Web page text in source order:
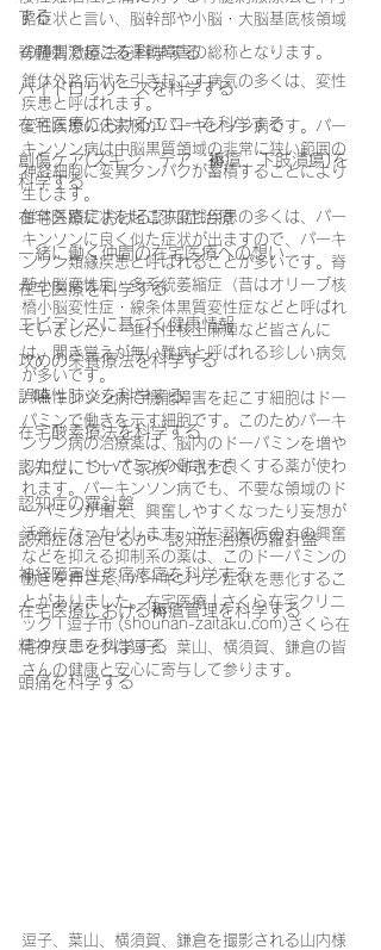
する
脊髄刺激療法を科学する
ハイドロリリースを科学する
在宅医療におけるエコーを科学する
創傷ケア(スキン テア、褥瘡、下肢潰瘍)を
科学する
在宅医療における認知症治療
一緒に働く仲間の在宅医療への想い
在宅医療を科学する
エビデンスに基づく健康情報
攻めの栄養療法を科学する
誤嚥性肺炎を科学する
在宅酸素療法を科学する
認知症について家族へ向けて
認知症の羅針盤
認知症は治せるか～認知症治療の羅針盤
神経障害性疼痛疼痛を科学する
在宅医療における褥瘡管理を科学する
精神疾患を科学する
頭痛を科学する
路症状と言い、脳幹部や小脳・大脳基底核領域
の障害で起こる運動障害の総称となります。
錐体外路症状を引き起こす病気の多くは、変性
疾患と呼ばれます。
変性疾患の代表例がパーキンソン病です。パー
キンソン病は中脳黒質領域の非常に狭い範囲の
神経細胞に変異タンパクが蓄積することにより
生じます。
錐体外路症状を起こす変性疾患の多くは、パー
キンソンに良く似た症状が出ますので、パーキ
ンソン類縁疾患と呼ばれることが多いです。脊
髄小脳変性症・多系統萎縮症（昔はオリーブ核
橋小脳変性症・線条体黒質変性症などと呼ばれ
ていました）・進行性核上麻痺など皆さんに
は、聞き覚えが無い難病と呼ばれる珍しい病気
が多いです。
パーキンソン病で機能障害を起こす細胞はドー
パミンで働きを示す細胞です。このためパーキ
ンソン病の治療薬は、脳内のドーパミンを増や
したり、ドーパミンの働きを良くする薬が使わ
れます。パーキンソン病でも、不要な領域のド
ーパミンが増え、興奮しやすくなったり妄想が
活発になったりします。逆に認知症の方の興奮
などを抑える抑制系の薬は、このドーパミンの
働きを押さえ、パーキンソン症状を悪化するこ
とがありました。在宅医療 | さくら在宅クリニ
ック | 逗子市 (shounan-zaitaku.com)さくら在
宅クリニックは逗子、葉山、横須賀、鎌倉の皆
さんの健康と安心に寄与して参ります。
逗子、葉山、横須賀、鎌倉を撮影される山内様